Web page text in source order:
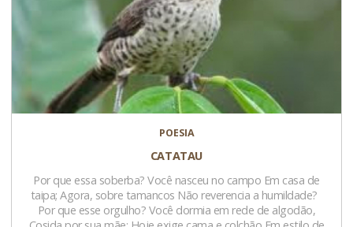
POESIA
CATATAU
Por que essa soberba? Você nasceu no campo Em casa de
taipa; Agora, sobre tamancos Não reverencia a humildade?
Por que esse orgulho? Você dormia em rede de algodão,